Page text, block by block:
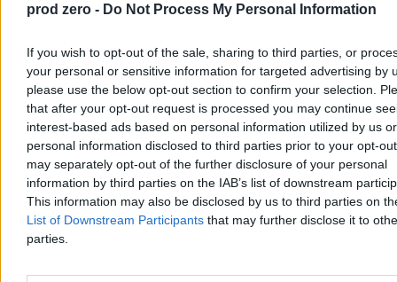
prod zero - Do Not Process My Personal Information
If you wish to opt-out of the sale, sharing to third parties, or
your personal or sensitive information for targeted advertising by
please use the below opt-out section to confirm your selection.
that after your opt-out request is processed you may continue
interest-based ads based on personal information utilized by us or
personal information disclosed to third parties prior to your opt-
may separately opt-out of the further disclosure of your personal
information by third parties on the IAB’s list of downstream
This information may also be disclosed by us to third parties on
List of Downstream Participants that may further disclose it to
parties.
W sobotę po godz. 14 w Szczecinie dwóch chłopców w wieku 9 i
medyczni przywrócili obu chłopcom czynności życiowe. Policja
bada okoliczności zdarzenia pod nadzorem prokuratury.
Aleksandra Cieślik
Wczoraj 20:06
3 min
Reklama